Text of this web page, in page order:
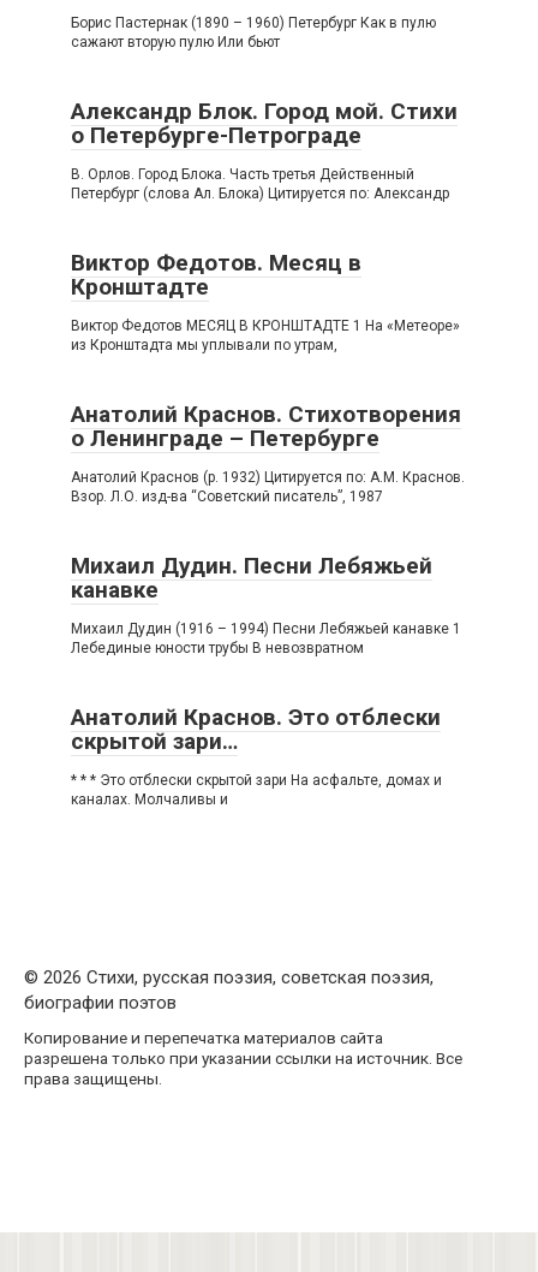
Борис Пастернак (1890 – 1960) Петербург Как в пулю
сажают вторую пулю Или бьют
Александр Блок. Город мой. Стихи
о Петербурге-Петрограде
В. Орлов. Город Блока. Часть третья Действенный
Петербург (слова Ал. Блока) Цитируется по: Александр
Виктор Федотов. Месяц в
Кронштадте
Виктор Федотов МЕСЯЦ В КРОНШТАДТЕ 1 На «Метеоре»
из Кронштадта мы уплывали по утрам,
Анатолий Краснов. Стихотворения
о Ленинграде – Петербурге
Анатолий Краснов (р. 1932) Цитируется по: А.М. Краснов.
Взор. Л.О. изд-ва “Советский писатель”, 1987
Михаил Дудин. Песни Лебяжьей
канавке
Михаил Дудин (1916 – 1994) Песни Лебяжьей канавке 1
Лебединые юности трубы В невозвратном
Анатолий Краснов. Это отблески
скрытой зари…
* * * Это отблески скрытой зари На асфальте, домах и
каналах. Молчаливы и
© 2026 Стихи, русская поэзия, советская поэзия,
биографии поэтов
Копирование и перепечатка материалов сайта
разрешена только при указании ссылки на источник. Все
права защищены.